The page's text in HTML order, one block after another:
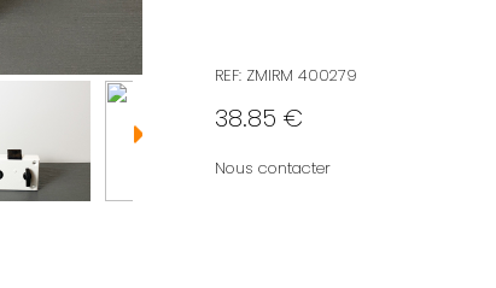
REF: ZMIRM 400279
38.85 €
Nous contacter